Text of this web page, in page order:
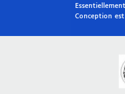
Conception